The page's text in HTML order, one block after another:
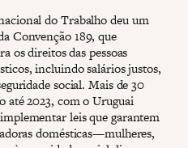
do Trabalho deu um
Convenção 189, que
os direitos das pessoas
incluindo salários justos,
social. Mais de 30
até 2023, com o Uruguai
leis que garantem
domésticas—mulheres,